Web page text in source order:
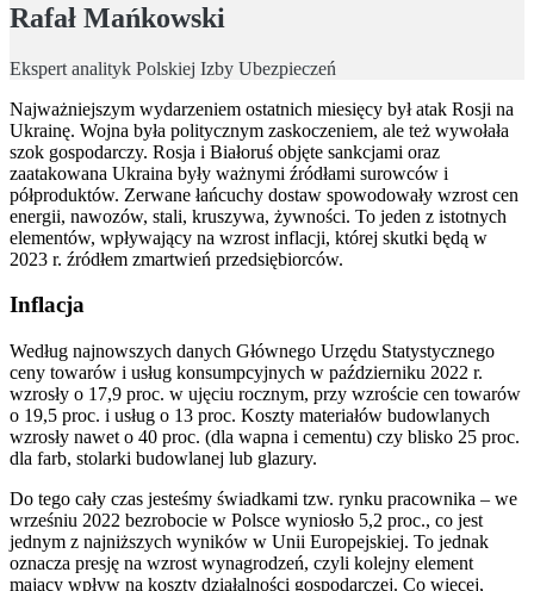
Rafał Mańkowski
Ekspert analityk Polskiej Izby Ubezpieczeń
Najważniejszym wydarzeniem ostatnich miesięcy był atak Rosji na
Ukrainę. Wojna była politycznym zaskoczeniem, ale też wywołała
szok gospodarczy. Rosja i Białoruś objęte sankcjami oraz
zaatakowana Ukraina były ważnymi źródłami surowców i
półproduktów. Zerwane łańcuchy dostaw spowodowały wzrost cen
energii, nawozów, stali, kruszywa, żywności. To jeden z istotnych
elementów, wpływający na wzrost inflacji, której skutki będą w
2023 r. źródłem zmartwień przedsiębiorców.
Inflacja
Według najnowszych danych Głównego Urzędu Statystycznego
ceny towarów i usług konsumpcyjnych w październiku 2022 r.
wzrosły o 17,9 proc. w ujęciu rocznym, przy wzroście cen towarów
o 19,5 proc. i usług o 13 proc. Koszty materiałów budowlanych
wzrosły nawet o 40 proc. (dla wapna i cementu) czy blisko 25 proc.
dla farb, stolarki budowlanej lub glazury.
Do tego cały czas jesteśmy świadkami tzw. rynku pracownika – we
wrześniu 2022 bezrobocie w Polsce wyniosło 5,2 proc., co jest
jednym z najniższych wyników w Unii Europejskiej. To jednak
oznacza presję na wzrost wynagrodzeń, czyli kolejny element
mający wpływ na koszty działalności gospodarczej. Co więcej,